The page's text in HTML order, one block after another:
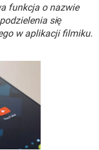
funkcja o nazwie
się
w aplikacji filmiku.